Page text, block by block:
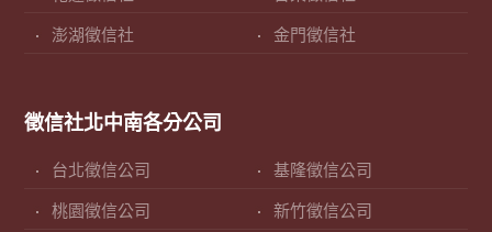
澎湖徵信社 金門徵信社
徵信社北中南各分公司
台北徵信公司 基隆徵信公司
桃園徵信公司 新竹徵信公司